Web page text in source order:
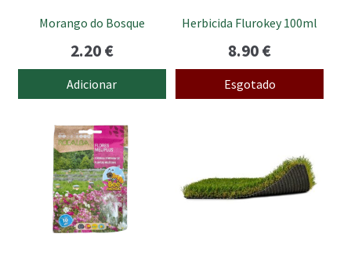
Morango do Bosque
2.20€
Adicionar
Herbicida Flurokey 100ml
8.90€
Esgotado
multiple
variants.